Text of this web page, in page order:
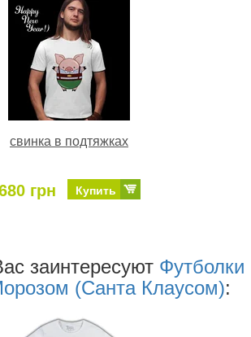
свинка в подтяжках
грн Купить
заинтересуют Футболки
(Санта Клаусом):